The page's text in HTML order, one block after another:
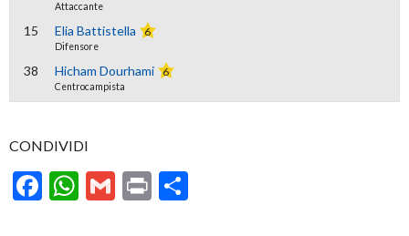
Attaccante
15 Elia Battistella 6
Difensore
38 Hicham Dourhami 6
Centrocampista
CONDIVIDI
Facebook
WhatsApp
Gmail
Print